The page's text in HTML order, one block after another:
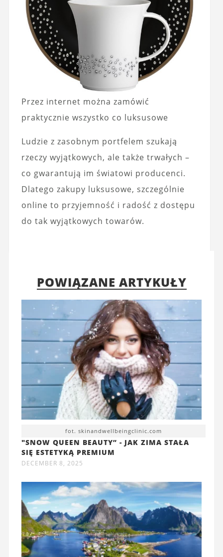
Przez internet można zamówić
praktycznie wszystko co luksusowe
Ludzie z zasobnym portfelem szukają
rzeczy wyjątkowych, ale także trwałych –
co gwarantują im światowi producenci.
Dlatego zakupy luksusowe, szczególnie
online to przyjemność i radość z dostępu
do tak wyjątkowych towarów.
POWIĄZANE ARTYKUŁY
fot. skinandwellbeingclinic.com
"SNOW QUEEN BEAUTY” - JAK ZIMA STAŁA
SIĘ ESTETYKĄ PREMIUM
DECEMBER 8, 2025